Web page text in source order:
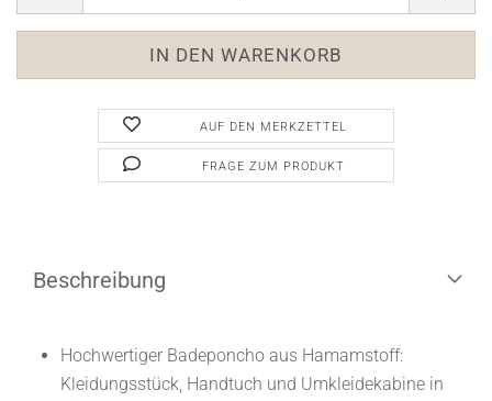
AUF DEN MERKZETTEL
FRAGE ZUM PRODUKT
Beschreibung
Hochwertiger Badeponcho aus Hamamstoff:
Kleidungsstück, Handtuch und Umkleidekabine in